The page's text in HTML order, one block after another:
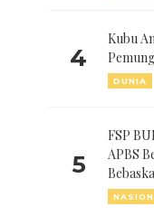
4
Kubu
DUNIA
5
FSP
APBS